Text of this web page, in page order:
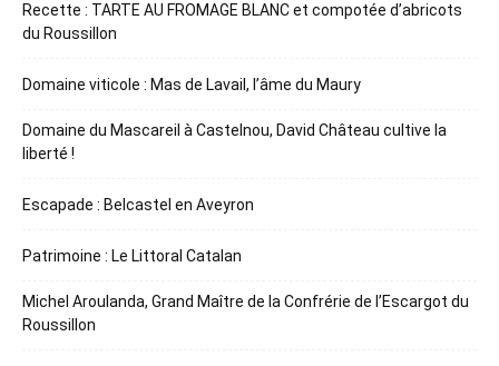
Recette : TARTE AU FROMAGE BLANC et compotée d’abricots
du Roussillon
Domaine viticole : Mas de Lavail, l’âme du Maury
Domaine du Mascareil à Castelnou, David Château cultive la
liberté !
Escapade : Belcastel en Aveyron
Patrimoine : Le Littoral Catalan
Michel Aroulanda, Grand Maître de la Confrérie de l’Escargot du
Roussillon